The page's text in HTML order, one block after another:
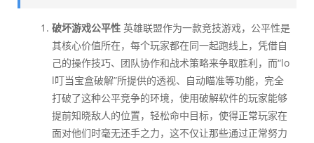
破坏游戏公平性 英雄联盟作为一款竞技游戏，公平性是
其核心价值所在，每个玩家都在同一起跑线上，凭借自
己的操作技巧、团队协作和战术策略来争取胜利，而“lo
l叮当宝盒破解”所提供的透视、自动瞄准等功能，完全
打破了这种公平竞争的环境，使用破解软件的玩家能够
提前知晓敌人的位置，轻松命中目标，使得正常玩家在
面对他们时毫无还手之力，这不仅让那些通过正常努力